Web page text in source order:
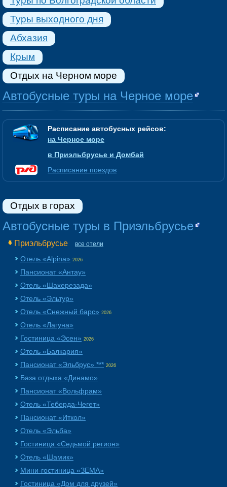
Туры выходного дня
Абхазия
Крым
Отдых на Черном море
Автобусные туры на Черное море
Расписание автобусных рейсов:
на Черное море
в Приэльбрусье и Домбай
Расписание поездов
Отдых в горах
Автобусные туры в Приэльбрусье
Приэльбрусье все отели
Отель «Alpina» 2026
Пансионат «Aнтау»
Отель «Шахерезада»
Отель «Эльтур»
Отель «Снежный барс» 2026
Отель «Лагуна»
Гостиница «Эсен» 2026
Отель «Балкария»
Пансионат «Эльбрус» *** 2026
База отдыха «Динамо»
Пансионат «Вольфрам»
Отель «Теберда-Чегет»
Пансионат «Иткол»
Отель «Эльба»
Гостиница «Седьмой регион»
Отель «Шамик»
Мини-гостиница «ЗЕМА»
Гостиница «Дом для друзей»